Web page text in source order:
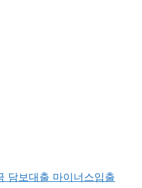
담보대출 마이너스입출